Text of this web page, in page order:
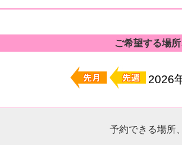
ご希望する場
2026
予約できる場所